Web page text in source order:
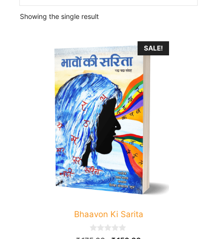
Showing the single result
SALE!
Bhaavon Ki Sarita
0